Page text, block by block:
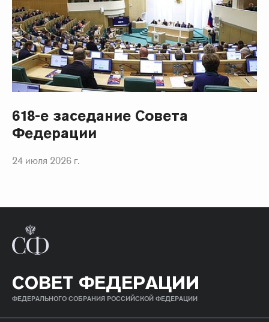
618-е заседание Совета
Федерации
24 июля 2026 г.
СОВЕТ ФЕДЕРАЦИИ
ФЕДЕРАЛЬНОГО СОБРАНИЯ РОССИЙСКОЙ ФЕДЕРАЦИИ